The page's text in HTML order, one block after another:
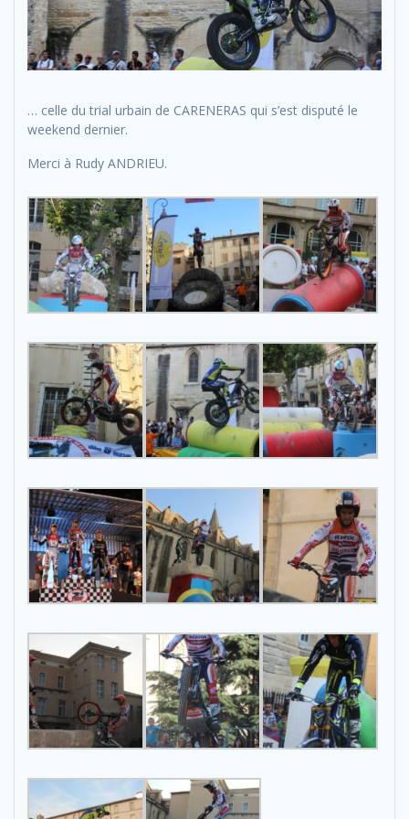
… celle du trial urbain de CARENERAS qui s’est disputé le
weekend dernier.
Merci à Rudy ANDRIEU.